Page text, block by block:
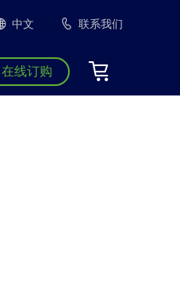
中文 联系我们
在线订购